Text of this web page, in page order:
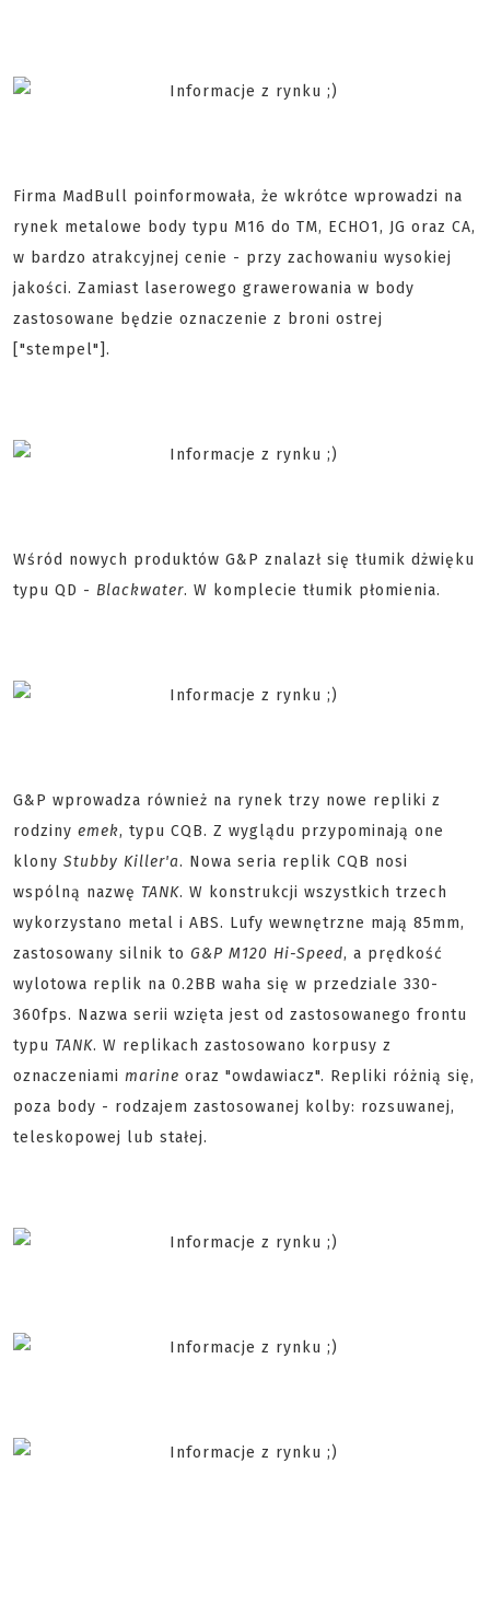
Firma MadBull poinformowała, że wkrótce wprowadzi na
rynek metalowe body typu M16 do TM, ECHO1, JG oraz CA,
w bardzo atrakcyjnej cenie - przy zachowaniu wysokiej
jakości. Zamiast laserowego grawerowania w body
zastosowane będzie oznaczenie z broni ostrej
["stempel"].
Wśród nowych produktów G&P znalazł się tłumik dżwięku
typu QD - Blackwater. W komplecie tłumik płomienia.
G&P wprowadza również na rynek trzy nowe repliki z
rodziny emek, typu CQB. Z wyglądu przypominają one
klony Stubby Killer'a. Nowa seria replik CQB nosi
wspólną nazwę TANK. W konstrukcji wszystkich trzech
wykorzystano metal i ABS. Lufy wewnętrzne mają 85mm,
zastosowany silnik to G&P M120 Hi-Speed, a prędkość
wylotowa replik na 0.2BB waha się w przedziale 330-
360fps. Nazwa serii wzięta jest od zastosowanego frontu
typu TANK. W replikach zastosowano korpusy z
oznaczeniami marine oraz "owdawiacz". Repliki różnią się,
poza body - rodzajem zastosowanej kolby: rozsuwanej,
teleskopowej lub stałej.